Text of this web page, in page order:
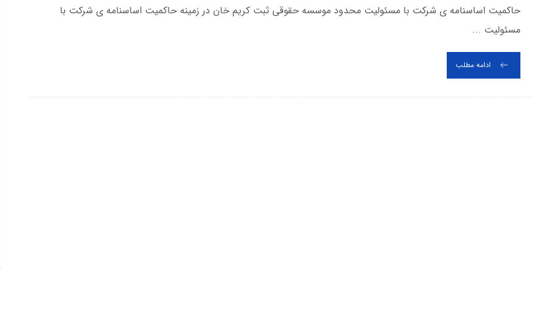
حاکمیت اساسنامه ی شرکت با مسئولیت محدود موسسه حقوقی ثبت کریم خان در زمینه حاکمیت اساسنامه ی شرکت با
مسئولیت ...
ادامه مطلب